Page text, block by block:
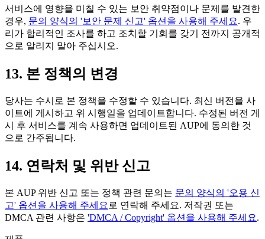
서비스에 영향을 미칠 수 있는 보안 취약점이나 문제를 발견한
경우, 문의 양식의 '보안 문제 신고' 옵션을 사용해 주세요. 우
리가 합리적인 조사를 하고 조치할 기회를 갖기 전까지 공개적
으로 알리지 말아 주십시오.
13. 본 정책의 변경
당사는 수시로 본 정책을 수정할 수 있습니다. 최신 버전을 사
이트에 게시하고 위 시행일을 업데이트합니다. 수정된 버전 게
시 후 서비스를 계속 사용하면 업데이트된 AUP에 동의한 것
으로 간주됩니다.
14. 연락처 및 위반 신고
본 AUP 위반 신고 또는 정책 관련 문의는 문의 양식의 '오용 신
고' 옵션을 사용해 주세요 로 연락해 주세요. 저작권 또는
DMCA 관련 사항은 'DMCA / Copyright' 옵션을 사용해 주세요.